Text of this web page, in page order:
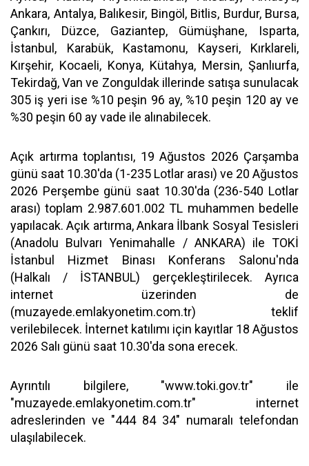
Ankara, Antalya, Balıkesir, Bingöl, Bitlis, Burdur, Bursa,
Çankırı, Düzce, Gaziantep, Gümüşhane, Isparta,
İstanbul, Karabük, Kastamonu, Kayseri, Kırklareli,
Kırşehir, Kocaeli, Konya, Kütahya, Mersin, Şanlıurfa,
Tekirdağ, Van ve Zonguldak illerinde satışa sunulacak
305 iş yeri ise %10 peşin 96 ay, %10 peşin 120 ay ve
%30 peşin 60 ay vade ile alınabilecek.
Açık artırma toplantısı, 19 Ağustos 2026 Çarşamba
günü saat 10.30'da (1-235 Lotlar arası) ve 20 Ağustos
2026 Perşembe günü saat 10.30'da (236-540 Lotlar
arası) toplam 2.987.601.002 TL muhammen bedelle
yapılacak. Açık artırma, Ankara İlbank Sosyal Tesisleri
(Anadolu Bulvarı Yenimahalle / ANKARA) ile TOKİ
İstanbul Hizmet Binası Konferans Salonu'nda
(Halkalı / İSTANBUL) gerçekleştirilecek. Ayrıca
internet üzerinden de
(muzayede.emlakyonetim.com.tr) teklif
verilebilecek. İnternet katılımı için kayıtlar 18 Ağustos
2026 Salı günü saat 10.30'da sona erecek.
Ayrıntılı bilgilere, "www.toki.gov.tr" ile
"muzayede.emlakyonetim.com.tr" internet
adreslerinden ve "444 84 34" numaralı telefondan
ulaşılabilecek.